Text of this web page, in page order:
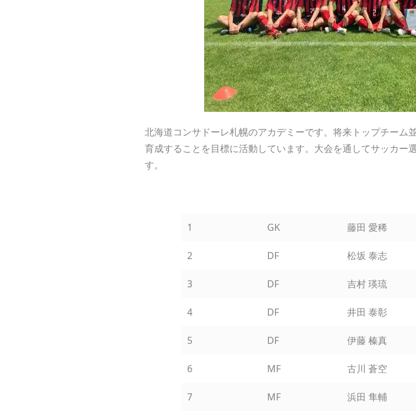
北海道コンサドーレ札幌のアカデミーです。将来トップチー
育成することを目標に活動しています。大会を通してサッカー
す。
1 GK 藤田 愛稀
2 DF 松坂 泰志
3 DF 吉村 瑛琉
4 DF 井田 泰彰
5 DF 伊藤 榛真
6 MF 古川 蒼空
7 MF 浜田 隼輔